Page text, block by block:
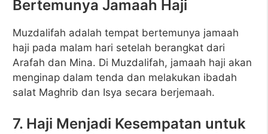
Bertemunya Jamaah Haji
Muzdalifah adalah tempat bertemunya jamaah
haji pada malam hari setelah berangkat dari
Arafah dan Mina. Di Muzdalifah, jamaah haji akan
menginap dalam tenda dan melakukan ibadah
salat Maghrib dan Isya secara berjemaah.
7. Haji Menjadi Kesempatan untuk